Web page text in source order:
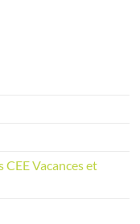
Vacances et